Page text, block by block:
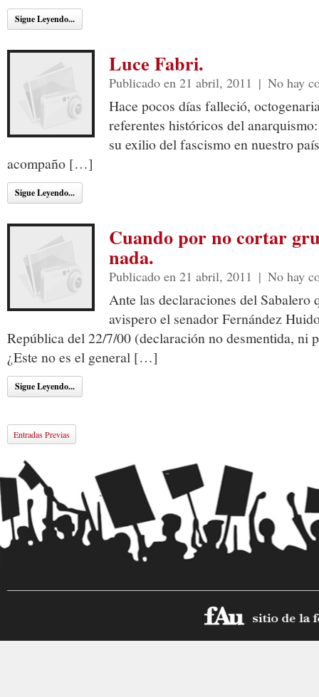
Sigue Leyendo...
Luce Fabri.
Publicado en 21 abril, 2011 | No hay
Hace pocos días falleció,
referentes históricos del
su exilio del fascismo en nuestro
acompaño […]
Sigue Leyendo...
Cuando por no cortar
nada.
Publicado en 21 abril, 2011 | No hay
Ante las declaraciones del Sabalero
avispero el senador Fernández
República del 22/7/00 (declaración no desmentida, ni
¿Este no es el general […]
Sigue Leyendo...
Entradas Previas